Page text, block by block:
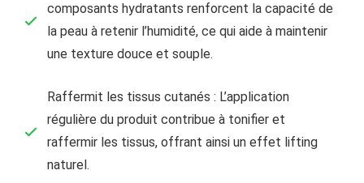
composants hydratants renforcent la capacité de
la peau à retenir l’humidité, ce qui aide à maintenir
une texture douce et souple.
Raffermit les tissus cutanés : L’application
régulière du produit contribue à tonifier et
raffermir les tissus, offrant ainsi un effet lifting
naturel.